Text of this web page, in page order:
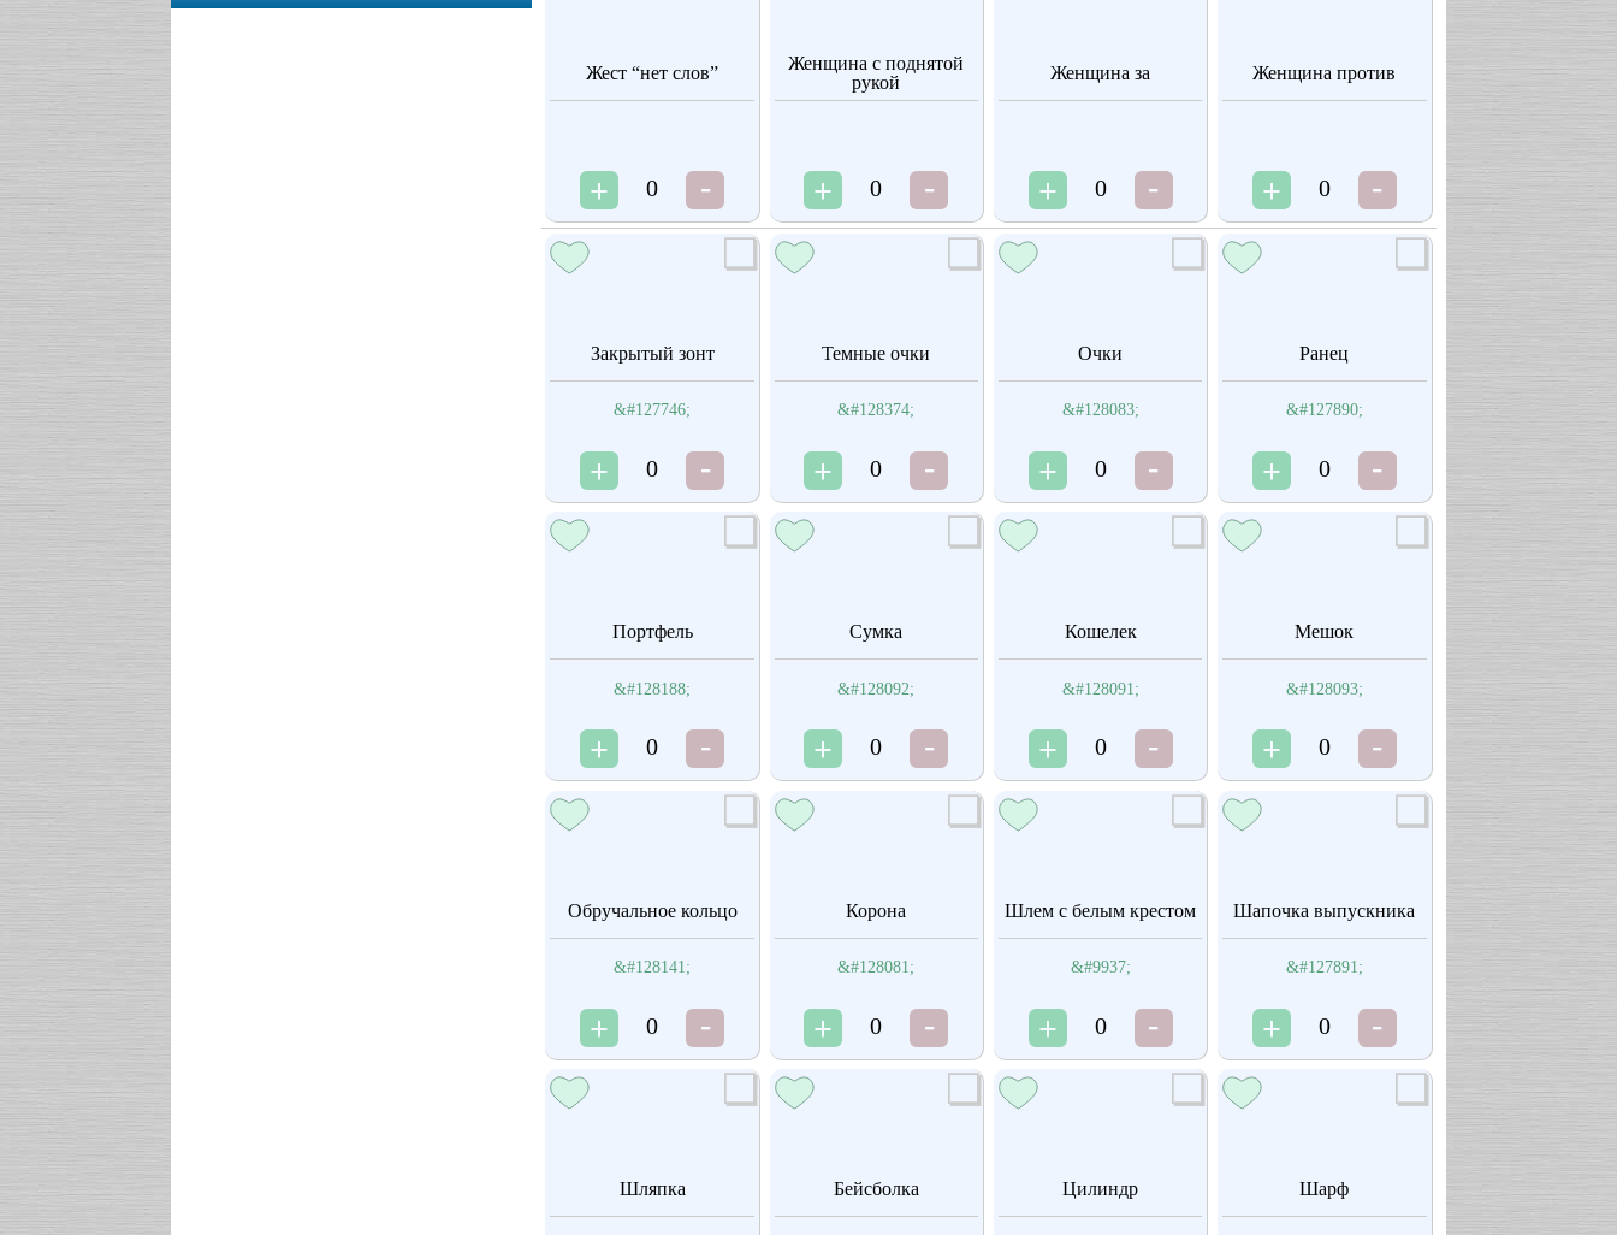
Жест “нет слов”
0
Женщина с поднятой
рукой
0
Женщина за
0
Женщина против
0
Закрытый зонт
&#127746;
0
Темные очки
&#128374;
0
Очки
&#128083;
0
Ранец
&#127890;
0
Портфель
&#128188;
0
Сумка
&#128092;
0
Кошелек
&#128091;
0
Мешок
&#128093;
0
Обручальное кольцо
&#128141;
0
Корона
&#128081;
0
Шлем с белым крестом
&#9937;
0
Шапочка выпускника
&#127891;
0
Шляпка Бейсболка Цилиндр Шарф